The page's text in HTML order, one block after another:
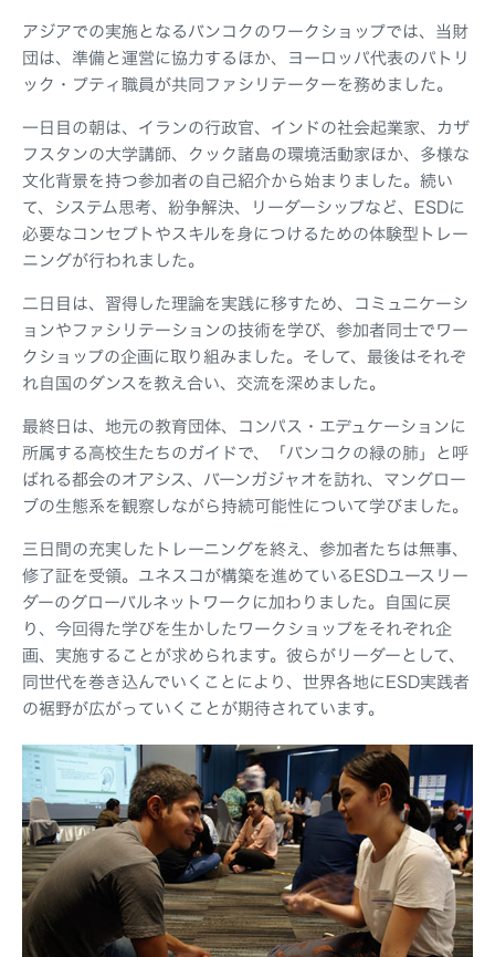
アジアでの実施となるバンコクのワークショップでは、当財
団は、準備と運営に協力するほか、ヨーロッパ代表のパトリ
ック・プティ職員が共同ファシリテーターを務めました。
一日目の朝は、イランの行政官、インドの社会起業家、カザ
フスタンの大学講師、クック諸島の環境活動家ほか、多様な
文化背景を持つ参加者の自己紹介から始まりました。続い
て、システム思考、紛争解決、リーダーシップなど、ESDに
必要なコンセプトやスキルを身につけるための体験型トレー
ニングが行われました。
二日目は、習得した理論を実践に移すため、コミュニケーシ
ョンやファシリテーションの技術を学び、参加者同士でワー
クショップの企画に取り組みました。そして、最後はそれぞ
れ自国のダンスを教え合い、交流を深めました。
最終日は、地元の教育団体、コンパス・エデュケーションに
所属する高校生たちのガイドで、「バンコクの緑の肺」と呼
ばれる都会のオアシス、バーンガジャオを訪れ、マングロー
ブの生態系を観察しながら持続可能性について学びました。
三日間の充実したトレーニングを終え、参加者たちは無事、
修了証を受領。ユネスコが構築を進めているESDユースリー
ダーのグローバルネットワークに加わりました。自国に戻
り、今回得た学びを生かしたワークショップをそれぞれ企
画、実施することが求められます。彼らがリーダーとして、
同世代を巻き込んでいくことにより、世界各地にESD実践者
の裾野が広がっていくことが期待されています。